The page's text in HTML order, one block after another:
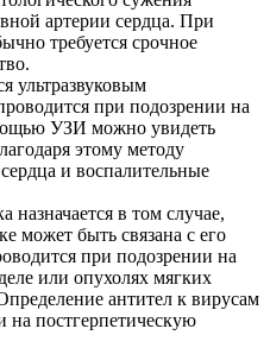
артерии сердца. При
требуется срочное
ультразвуковым
при подозрении на
УЗИ можно увидеть
этому методу
и воспалительные
назначается в том случае,
может быть связана с его
при подозрении на
или опухолях мягких
антител к вирусам
на постгерпетическую